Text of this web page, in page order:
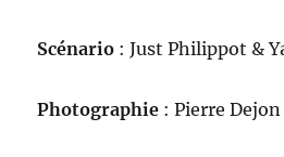
Scénario : Just Philippot &
Photographie : Pierre Dejon